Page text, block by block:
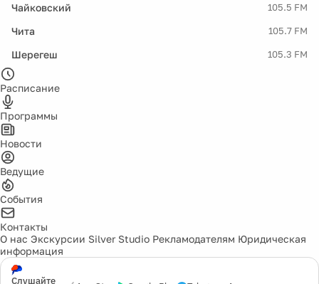
Чайковский 105.5 FM
Чита 105.7 FM
Шерегеш 105.3 FM
Расписание
Программы
Новости
Ведущие
События
Контакты
О нас Экскурсии Silver Studio Рекламодателям Юридическая
информация
Слушайте